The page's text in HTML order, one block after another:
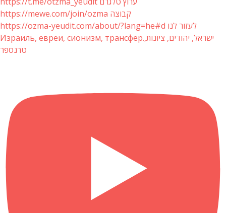
https://mewe.com/join/ozma קבוצה
https://ozma-yeudit.com/about/?lang=he#d לעזור לנו
Израиль, евреи, сионизм, трансфер.ישראל, יהודים, ציונות,
טרנספר